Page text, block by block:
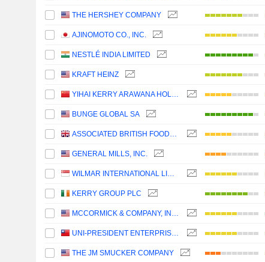
THE HERSHEY COMPANY
AJINOMOTO CO., INC.
NESTLÉ INDIA LIMITED
KRAFT HEINZ
YIHAI KERRY ARAWANA HOLDINGS CO., LTD
BUNGE GLOBAL SA
ASSOCIATED BRITISH FOODS PLC
GENERAL MILLS, INC.
WILMAR INTERNATIONAL LIMITED
KERRY GROUP PLC
MCCORMICK & COMPANY, INCORPORATED
UNI-PRESIDENT ENTERPRISES CORP.
THE JM SMUCKER COMPANY